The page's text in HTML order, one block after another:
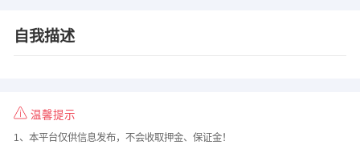
自我描述
温馨提示
1、本平台仅供信息发布，不会收取押金、保证金！